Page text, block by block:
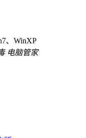
、WinXP
电脑管家